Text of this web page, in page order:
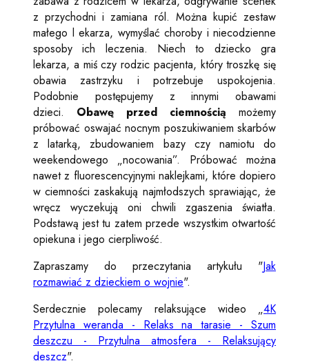
z przychodni i zamiana ról. Można kupić zestaw
małego l ekarza, wymyślać choroby i niecodzienne
sposoby ich leczenia. Niech to dziecko gra
lekarza, a miś czy rodzic pacjenta, który troszkę się
obawia zastrzyku i potrzebuje uspokojenia.
Podobnie postępujemy z innymi obawami
dzieci. Obawę przed ciemnością możemy
próbować oswajać nocnym poszukiwaniem skarbów
z latarką, zbudowaniem bazy czy namiotu do
weekendowego „nocowania”. Próbować można
nawet z fluorescencyjnymi naklejkami, które dopiero
w ciemności zaskakują najmłodszych sprawiając, że
wręcz wyczekują oni chwili zgaszenia światła.
Podstawą jest tu zatem przede wszystkim otwartość
opiekuna i jego cierpliwość.
Zapraszamy do przeczytania artykułu "Jak
rozmawiać z dzieckiem o wojnie".
Serdecznie polecamy relaksujące wideo „4K
Przytulna weranda - Relaks na tarasie - Szum
deszczu - Przytulna atmosfera - Relaksujący
deszcz".